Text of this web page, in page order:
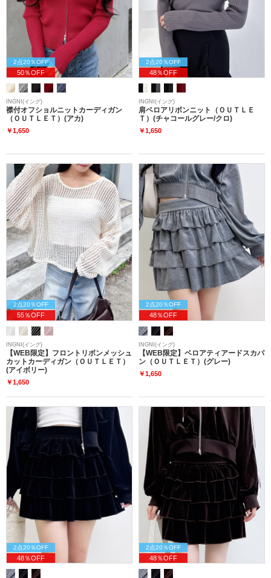
2点20％OFF
50％OFF
INGNI(イング)
襟付オフショルニットカーディガン
（ＯＵＴＬＥＴ）(アカ)
￥1,650
2点20％OFF
48％OFF
INGNI(イング)
肩ベロアリボンニット（ＯＵＴＬＥ
Ｔ）(チャコールグレー/クロ)
￥1,650
2点20％OFF
55％OFF
INGNI(イング)
【WEB限定】フロントリボンメッシュ
カットカーディガン（ＯＵＴＬＥＴ）
(アイボリー)
￥1,650
2点20％OFF
48％OFF
INGNI(イング)
【WEB限定】ベロアティアードスカパ
ン（ＯＵＴＬＥＴ）(グレー)
￥1,650
2点20％OFF
48％OFF
2点20％OFF
48％OFF